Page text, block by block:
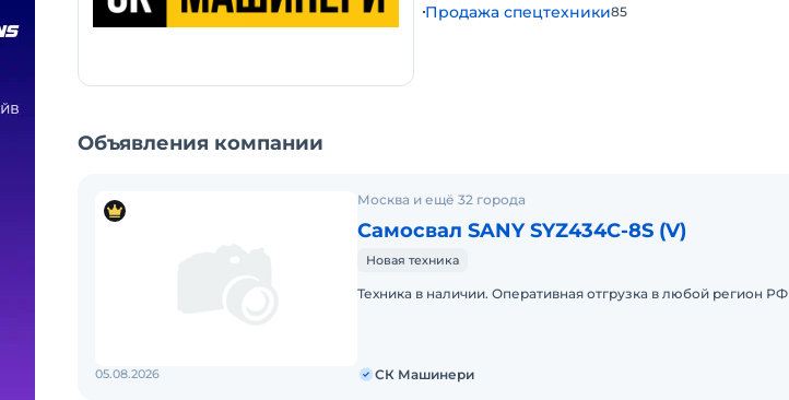
Продажа спецтехники85
Объявления компании
Москва и ещё 32 города
Самосвал SANY SYZ434C-8S (V)
Новая техника
Техника в наличии. Оперативная отгрузка в любой регион РФ
05.08.2026 СК Машинери